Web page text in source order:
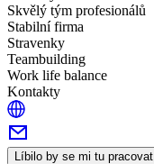
Skvělý tým profesionálů
Stabilní firma
Stravenky
Teambuilding
Work life balance
Kontakty
Líbilo by se mi tu pracovat